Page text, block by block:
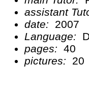
assistant
date:
2007
Language:
pages: 40
pictures:
20